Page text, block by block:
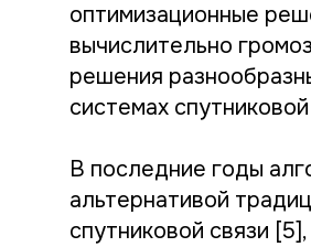
оптимизационные
вычислительно
решения
системах
В последние годы
альтернативой
спутниковой связи